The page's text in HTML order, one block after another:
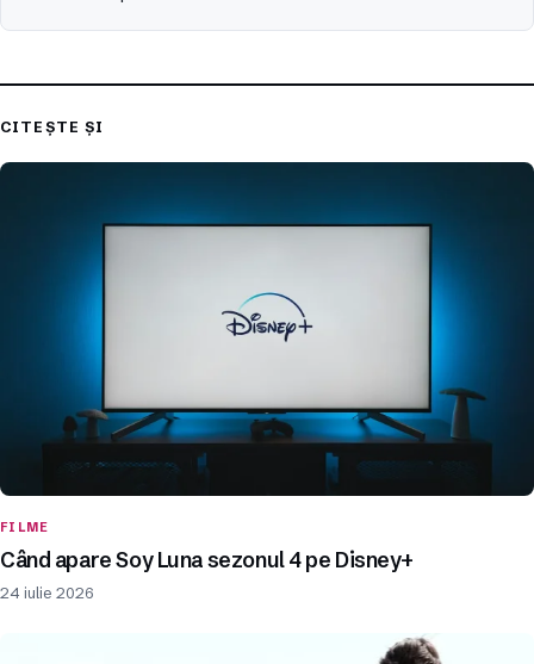
CITEȘTE ȘI
FILME
Când apare Soy Luna sezonul 4 pe Disney+
24 iulie 2026